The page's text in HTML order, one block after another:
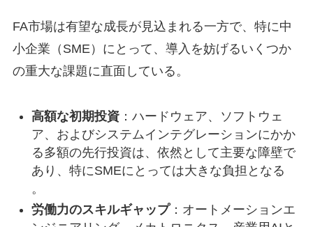
FA市場は有望な成長が見込まれる一方で、特に中
小企業（SME）にとって、導入を妨げるいくつか
の重大な課題に直面している。
高額な初期投資：ハードウェア、ソフトウェ
ア、およびシステムインテグレーションにかか
る多額の先行投資は、依然として主要な障壁で
あり、特にSMEにとっては大きな負担となる
。
労働力のスキルギャップ：オートメーションエ